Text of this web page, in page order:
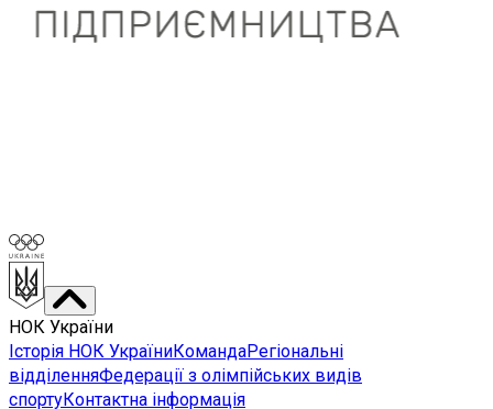
НОК України
Історія НОК УкраїниКомандаРегіональні
відділенняФедерації з олімпійських видів
спортуКонтактна інформація